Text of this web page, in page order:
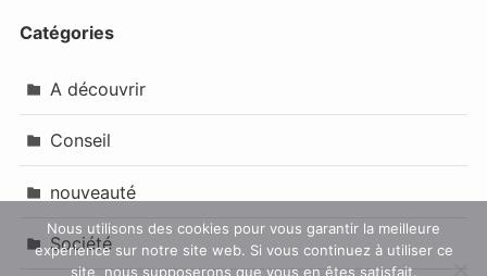
Catégories
A découvrir
Conseil
nouveauté
Société
Nous utilisons des cookies pour vous garantir la meilleure
expérience sur notre site web. Si vous continuez à utiliser ce
site, nous supposerons que vous en êtes satisfait.